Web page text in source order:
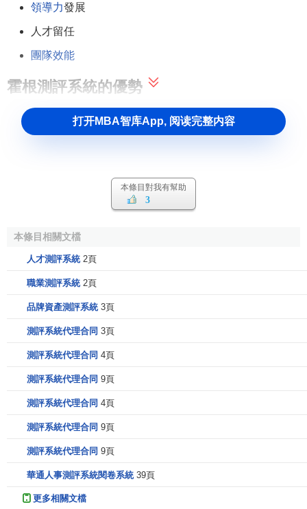
領導力發展
人才留任
團隊效能
霍根測評系統的優勢
性格測評國際權威，能全面且有深度地瞭解個體，有
4個問卷可以各自單獨使用，或者是一起運用
，有多種報告類別可供選擇
相關條目
霍根性格調查問卷
霍根商業推理調查問卷
動機、價值、偏好調查問卷
打开MBA智库App, 阅读完整内容
本條目對我有幫助
3
本條目相關文檔
人才測評系統 2頁
職業測評系統 2頁
品牌資產測評系統 3頁
測評系統代理合同 3頁
測評系統代理合同 4頁
測評系統代理合同 9頁
測評系統代理合同 4頁
測評系統代理合同 9頁
測評系統代理合同 9頁
華通人事測評系統閱卷系統 39頁
更多相關文檔